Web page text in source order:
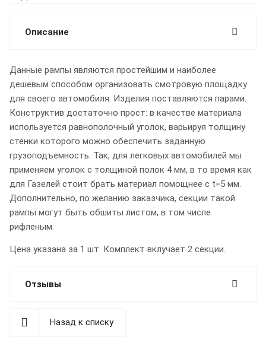
Описание
Данные рампы являются простейшим и наиболее
дешевым способом организовать смотровую площадку
для своего автомобиля. Изделия поставляются парами.
Конструктив достаточно прост: в качестве материала
используется равнополочный уголок, варьируя толщину
стенки которого можно обеспечить заданную
грузоподъемность. Так, для легковых автомобилей мы
применяем уголок с толщиной полок 4 мм, в то время как
для Газелей стоит брать материал помощнее с t=5 мм.
Дополнительно, по желанию заказчика, секции такой
рампы могут быть обшиты листом, в том числе
рифленым.
Цена указана за 1 шт. Комплект вклучает 2 секции.
Отзывы
Назад к списку